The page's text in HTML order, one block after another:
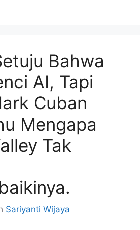
Bahwa
AI, Tapi
Cuban
Mengapa
Tak
Sariyanti Wijaya